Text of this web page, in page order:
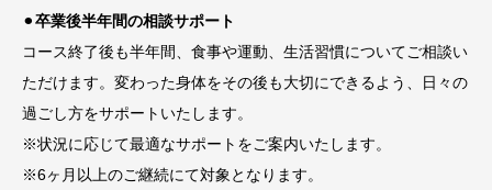
⚫︎卒業後半年間の相談サポート
コース終了後も半年間、食事や運動、生活習慣についてご相談い
ただけます。変わった身体をその後も大切にできるよう、日々の
過ごし方をサポートいたします。
※状況に応じて最適なサポートをご案内いたします。
※6ヶ月以上のご継続にて対象となります。